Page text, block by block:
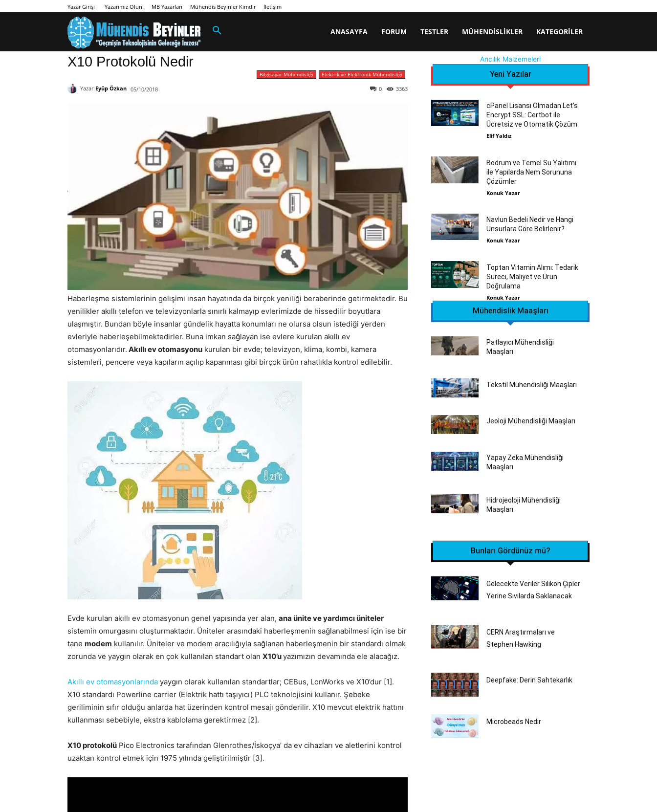
Yazar Girişi Yazarımız Olun! MB Yazarları Mühendis Beyinler Kimdir İletişim
ANASAYFA FORUM TESTLER MÜHENDISLIKLER KATEGORILER
X10 Protokolü Nedir
Bilgisayar Mühendisliği Elektrik ve Elektronik Mühendisliği
Yazar: Eyüp Özkan 05/10/2018 3363
0
Haberleşme sistemlerinin gelişimi insan hayatında da birçok yeniliği beraberinde getirmektedir. Bu
yenilikler akıllı telefon ve televizyonlarla sınırlı kalmayıp evlerimizde de hissedilir boyutlara
ulaşmıştır. Bundan böyle insanlar gündelik hayatta konumları ne olursa olsun istediği yerden
evleriyle haberleşebilmektedirler. Buna imkan sağlayan ise evlere kurulan akıllı ev
otomasyonlarıdır. Akıllı ev otomasyonu kurulan bir evde; televizyon, klima, kombi, kamera
sistemleri, pencere veya kapıların açılıp kapanması gibi birçok ürün rahatlıkla kontrol edilebilir.
Evde kurulan akıllı ev otomasyonun genel yapısında yer alan, ana ünite ve yardımcı üniteler
sistemin omurgasını oluşturmaktadır. Üniteler arasındaki haberleşmenin sağlanabilmesi için ise bir
tane modem kullanılır. Üniteler ve modem aracılığıyla sağlanan haberleşmenin bir standardı olmak
zorunda ve yaygın olarak en çok kullanılan standart olan X10’uyazımızın devamında ele alacağız.
Akıllı ev otomasyonlarında yaygın olarak kullanılan standartlar; CEBus, LonWorks ve X10’dur [1].
X10 standardı Powerline carrier (Elektrik hattı taşıyıcı) PLC teknolojisini kullanır. Şebeke
geriliminin sıfır olduğu anlarda hat üzerinden kontrol mesajı gönderilir. X10 mevcut elektrik hattını
kullanması sebebiyle, ekstra kablolama gerektirmez [2].
X10 protokolü Pico Electronics tarafından Glenrothes/İskoçya’ da ev cihazları ve aletlerini kontrol
uzaktan kontrol etmek için 1975 yılında geliştirilmiştir [3].
Arıcılık Malzemeleri
Yeni Yazılar
cPanel Lisansı Olmadan Let’s
Encrypt SSL: Certbot ile
Ücretsiz ve Otomatik Çözüm
Elif Yaldız
Bodrum ve Temel Su Yalıtımı
ile Yapılarda Nem Sorununa
Çözümler
Konuk Yazar
Navlun Bedeli Nedir ve Hangi
Unsurlara Göre Belirlenir?
Konuk Yazar
Toptan Vitamin Alımı: Tedarik
Süreci, Maliyet ve Ürün
Doğrulama
Konuk Yazar
Mühendislik Maaşları
Patlayıcı Mühendisliği
Maaşları
Tekstil Mühendisliği‎ Maaşları
Jeoloji Mühendisliği Maaşları
Yapay Zeka Mühendisliği
Maaşları
Hidrojeoloji Mühendisliği
Maaşları
Bunları Gördünüz mü?
Gelecekte Veriler Silikon Çipler
Yerine Sıvılarda Saklanacak
CERN Araştırmaları ve
Stephen Hawking
Deepfake: Derin Sahtekarlık
Microbeads Nedir